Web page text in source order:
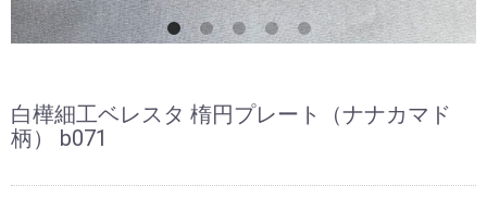
白樺細工ベレスタ 楕円プレート（ナナカマド
柄） b071